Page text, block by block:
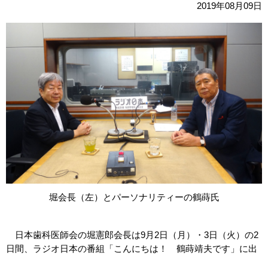
2019年08月09日
堀会長（左）とパーソナリティーの鶴蒔氏
日本歯科医師会の堀憲郎会長は9月2日（月）・3日（火）の2
日間、ラジオ日本の番組「こんにちは！ 鶴蒔靖夫です」に出